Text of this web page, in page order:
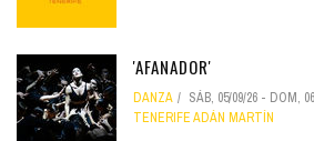
'AFANADOR'
DANZA SÁB, 05/09/26 - DOM,
TENERIFE ADÁN MARTÍN